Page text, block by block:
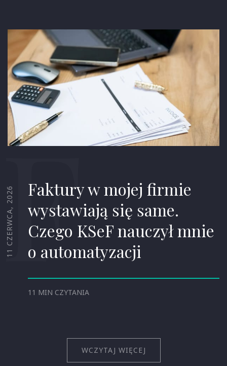
11 CZERWCA, 2026
F
Faktury w mojej firmie
wystawiają się same.
Czego KSeF nauczył mnie
o automatyzacji
11 MIN CZYTANIA
WCZYTAJ WIĘCEJ